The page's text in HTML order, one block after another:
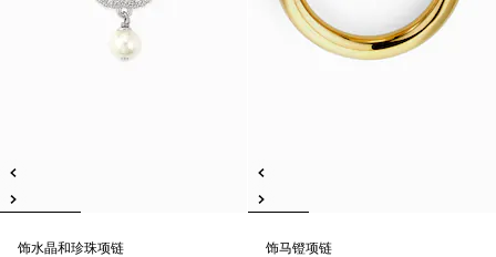
饰水晶和珍珠项链
饰马镫项链